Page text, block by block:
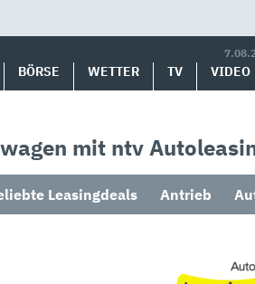
BÖRSE WETTER TV VIDEO
mit ntv
Leasingdeals Antrieb